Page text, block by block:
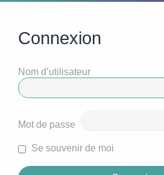
Connexion
Nom d’utilisateur
Mot de passe
Se souvenir de moi